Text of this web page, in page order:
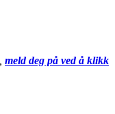
meld deg på ved å klikk